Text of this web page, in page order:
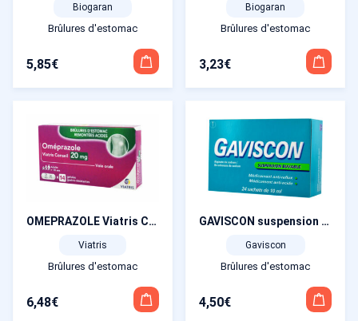
Biogaran
Brûlures d'estomac
5,85€
Biogaran
Brûlures d'estomac
3,23€
OMEPRAZOLE Viatris Conseil 20mg 14 gélules
Viatris
Brûlures d'estomac
6,48€
GAVISCON suspension 24 sachets
Gaviscon
Brûlures d'estomac
4,50€